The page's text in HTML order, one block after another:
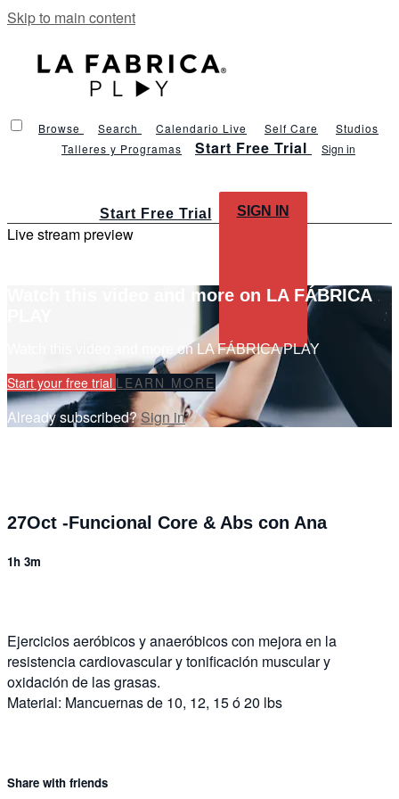
Skip to main content
Browse Search Calendario Live Self Care
Studios
Talleres y Programas
Start Free Trial Sign in
Start Free Trial SIGN IN
Live stream preview
Watch this video and more on LA FÁBRICA
Watch this video and more on LA FÁBRICA PLAY
Start your free trial LEARN MORE
Already subscribed?Sign in
27Oct -Funcional Core & Abs con Ana
1h 3m
Ejercicios aeróbicos y anaeróbicos con mejora en la
resistencia cardiovascular y tonificación muscular y
oxidación de las grasas.
Material: Mancuernas de 10, 12, 15 ó 20 lbs
Share with friends